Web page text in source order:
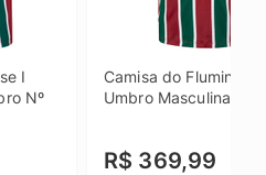
I
Nº
Camisa do
Umbro Masculina
R$ 369,99